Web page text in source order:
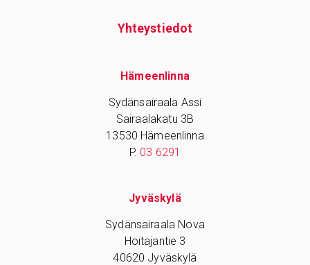
Yhteys­tiedot
Hämeenlinna
Sydänsairaala Assi
Sairaalakatu 3B
13530 Hämeenlinna
P. 03 6291
Jyväskylä
Sydänsairaala Nova
Hoitajantie 3
40620 Jyväskylä